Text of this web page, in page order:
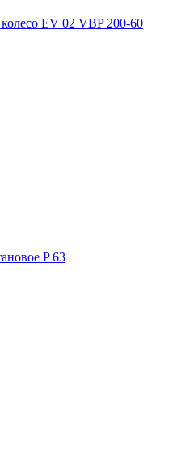
EV 02 VBP 200-60
P 63